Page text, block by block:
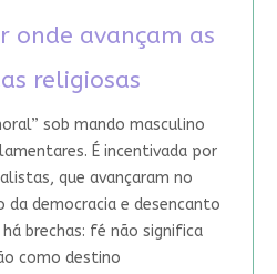
onde avançam as
religiosas
sob mando masculino
É incentivada por
que avançaram no
da democracia e desencanto
brechas: fé não significa
como destino